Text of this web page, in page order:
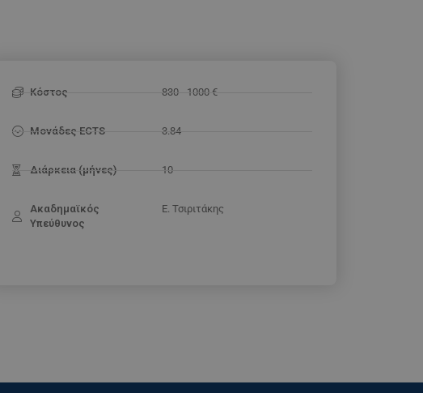
Κόστος
Μονάδες ECTS
Διάρκεια (μήνες)
Ακαδημαϊκός
Υπεύθυνος
830 - 1000 €
3.84
10
Ε. Τσιριτάκης